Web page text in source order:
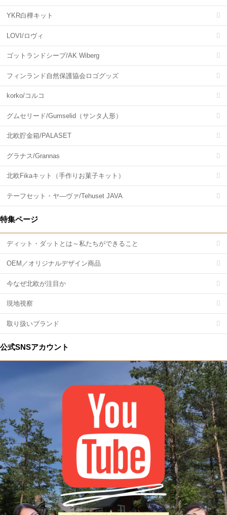
YKR白樺キット
LOVI/ロヴィ
ゴットランドシープ/AK Wiberg
フィンランド自然保護協会ロゴグッズ
korko/コルコ
グムセリード/Gumselid（サンタ人形）
北欧貯金箱/PALASET
グラナス/Grannas
北欧Fikaキット（手作りお菓子キット）
テーフセット・ヤ―ヴァ/Tehuset JAVA
特集ページ
ディット・ダットとは～私たちができること
OEM／オリジナルデザイン商品
今なぜ北欧が注目か
現地視察
取り扱いブランド
公式SNSアカウント